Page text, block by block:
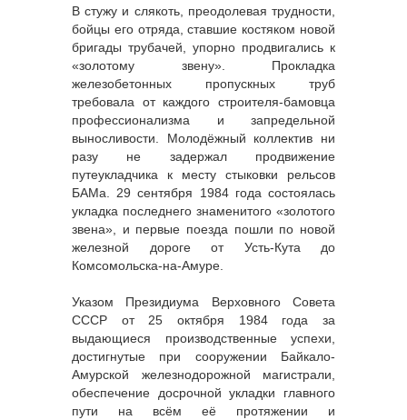
В стужу и слякоть, преодолевая трудности,
бойцы его отряда, ставшие костяком новой
бригады трубачей, упорно продвигались к
«золотому звену». Прокладка
железобетонных пропускных труб
требовала от каждого строителя-бамовца
профессионализма и запредельной
выносливости. Молодёжный коллектив ни
разу не задержал продвижение
путеукладчика к месту стыковки рельсов
БАМа. 29 сентября 1984 года состоялась
укладка последнего знаменитого «золотого
звена», и первые поезда пошли по новой
железной дороге от Усть-Кута до
Комсомольска-на-Амуре.
Указом Президиума Верховного Совета
СССР от 25 октября 1984 года за
выдающиеся производственные успехи,
достигнутые при сооружении Байкало-
Амурской железнодорожной магистрали,
обеспечение досрочной укладки главного
пути на всём её протяжении и